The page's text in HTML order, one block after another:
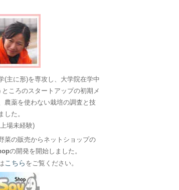
(主に形)を専攻し、大学院在学中
ころのスタートアップの初期メ
農薬を使わない栽培の調査と技
した。
場未経験)
菜の販売からネットショップの
の開発を開始しました。
こちら をご覧ください。